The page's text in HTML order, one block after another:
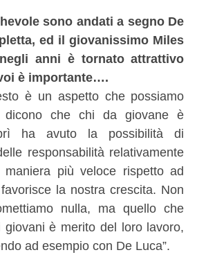
sono andati a segno De
ed il giovanissimo Miles
anni è tornato attrattivo
è importante….
è un aspetto che possiamo
dicono che chi da giovane è
ha avuto la possibilità di
responsabilità relativamente
più veloce rispetto ad
la nostra crescita. Non
nulla, ma quello che
giovani è merito del loro lavoro,
ad esempio con De Luca”.